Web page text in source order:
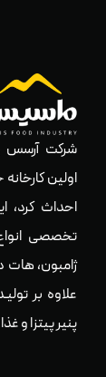
شرکت آرسس
احداث کرد،
تخصصی
ژامبون،
علاوه بر
پنیر پیتزا و